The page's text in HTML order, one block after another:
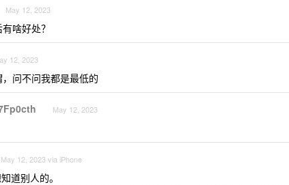
May 12, 2023
啥好处？
12, 2023
问不问我都是最低的
May 12, 2023
May 12, 2023 via iPhone
道别人的。